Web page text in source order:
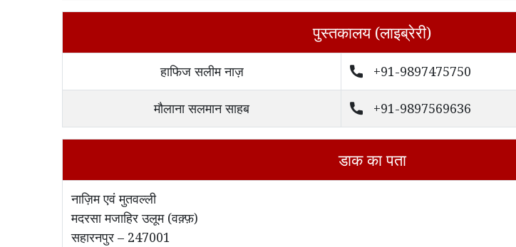
पुस्तकालय (लाइब्रेरी)
+91-9897475750
हाफिज सलीम नाज़
+91-9897569636
मौलाना सलमान साहब
डाक का पता
नाज़िम एवं मुतवल्ली
मदरसा मजाहिर उलूम (वक़्फ़)
सहारनपुर – 247001